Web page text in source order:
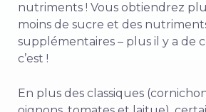
nutriments ! Vous obtiendrez
moins de sucre et des
supplémentaires – plus il y a de
c’est !
En plus des classiques